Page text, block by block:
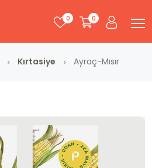
0 0
Kırtasiye Ayraç-Mısır